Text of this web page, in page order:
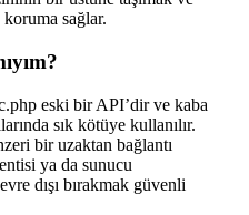
sağlar.
eski bir API’dir ve kaba
sık kötüye kullanılır.
bir uzaktan bağlantı
ya da sunucu
dışı bırakmak güvenli